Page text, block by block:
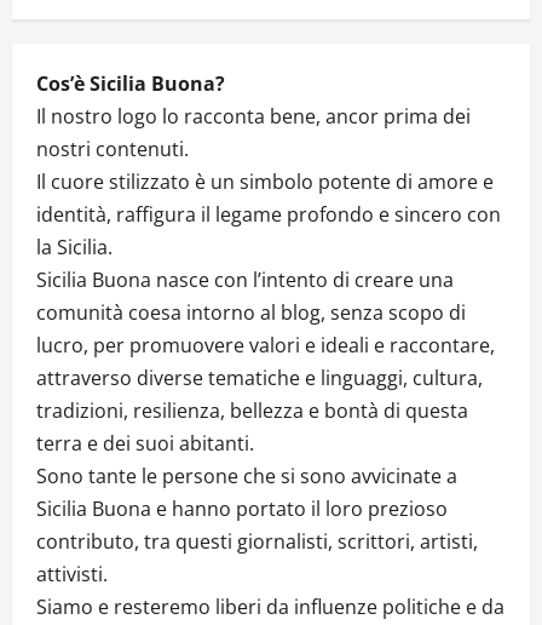
Cos’è Sicilia Buona?
Il nostro logo lo racconta bene, ancor prima dei
nostri contenuti.
Il cuore stilizzato è un simbolo potente di amore e
identità, raffigura il legame profondo e sincero con
la Sicilia.
Sicilia Buona nasce con l’intento di creare una
comunità coesa intorno al blog, senza scopo di
lucro, per promuovere valori e ideali e raccontare,
attraverso diverse tematiche e linguaggi, cultura,
tradizioni, resilienza, bellezza e bontà di questa
terra e dei suoi abitanti.
Sono tante le persone che si sono avvicinate a
Sicilia Buona e hanno portato il loro prezioso
contributo, tra questi giornalisti, scrittori, artisti,
attivisti.
Siamo e resteremo liberi da influenze politiche e da